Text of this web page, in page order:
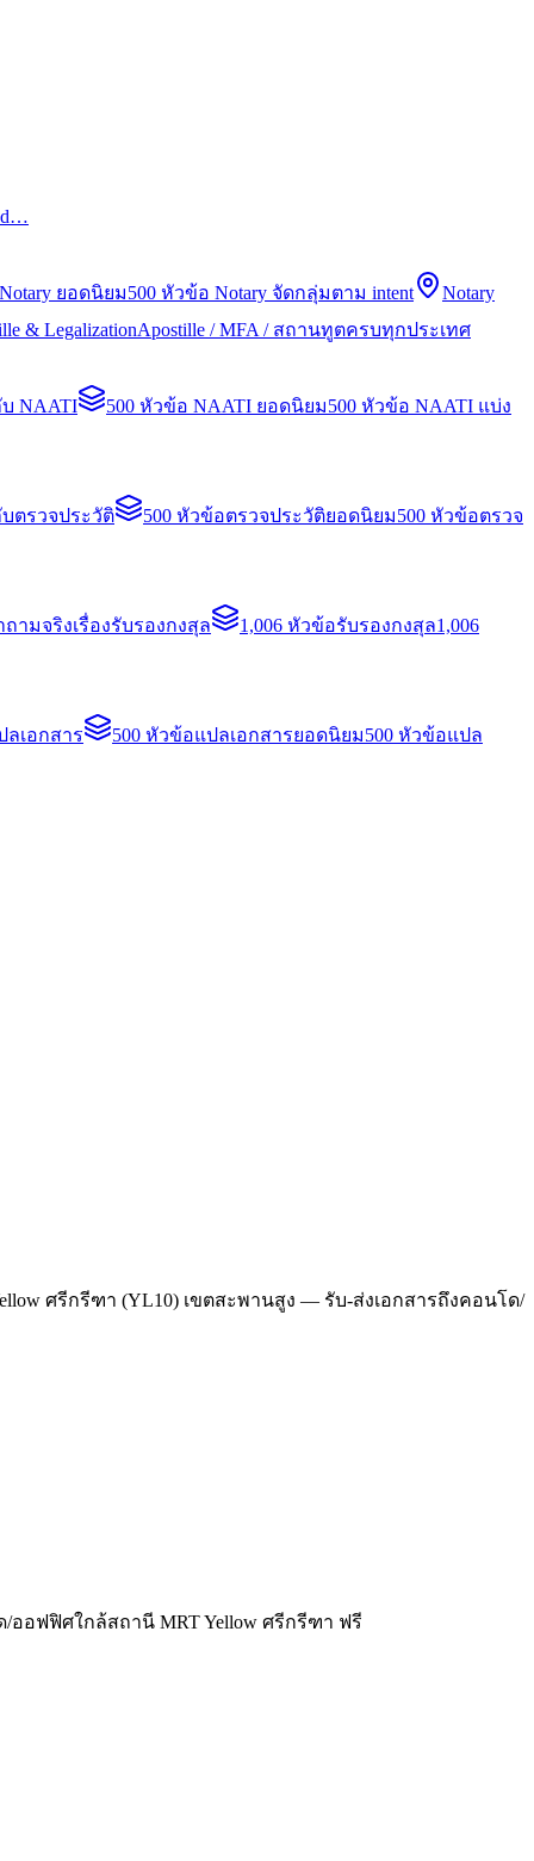
ยอดนิยม500 หัวข้อ Notary จัดกลุ่มตาม intent
Notary
& LegalizationApostille / MFA / สถานทูตครบทุกประเทศ
NAATI 500 หัวข้อ NAATI ยอดนิยม500 หัวข้อ NAATI แบ่ง
บตรวจประวัติ 500 หัวข้อตรวจประวัติยอดนิยม500 หัวข้อตรวจ
ถามจริงเรื่องรับรองกงสุล 1,006 หัวข้อรับรองกงสุล1,006
ลเอกสาร 500 หัวข้อแปลเอกสารยอดนิยม500 หัวข้อแปล
ศรีกรีฑา (YL10) เขตสะพานสูง — รับ-ส่งเอกสารถึงคอนโด/
ออฟฟิศใกล้สถานี MRT Yellow ศรีกรีฑา ฟรี